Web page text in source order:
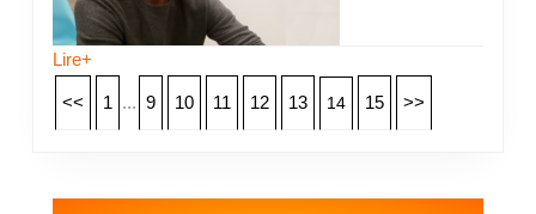
Lire+
<< 1 ... 9 10 11 12 13 14 15 >>